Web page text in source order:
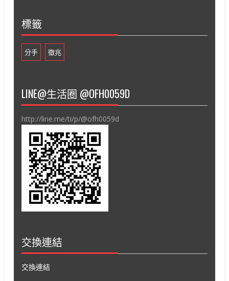
標籤
分手 徵兆
LINE@生活圈 @OFH0059D
http://line.me/ti/p/@ofh0059d
交換連結
交換連結